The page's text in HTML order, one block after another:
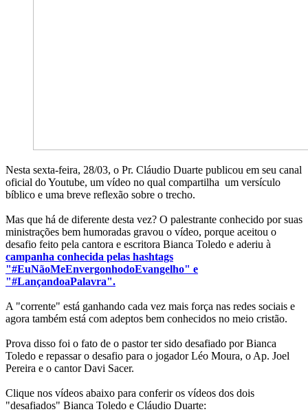
Nesta sexta-feira, 28/03, o Pr. Cláudio Duarte publicou em seu canal
oficial do Youtube, um vídeo no qual compartilha um versículo
bíblico e uma breve reflexão sobre o trecho.
Mas que há de diferente desta vez? O palestrante conhecido por suas
ministrações bem humoradas gravou o vídeo, porque aceitou o
desafio feito pela cantora e escritora Bianca Toledo e aderiu à
campanha conhecida pelas hashtags
"#EuNãoMeEnvergonhodoEvangelho" e
"#LançandoaPalavra".
A "corrente" está ganhando cada vez mais força nas redes sociais e
agora também está com adeptos bem conhecidos no meio cristão.
Prova disso foi o fato de o pastor ter sido desafiado por Bianca
Toledo e repassar o desafio para o jogador Léo Moura, o Ap. Joel
Pereira e o cantor Davi Sacer.
Clique nos vídeos abaixo para conferir os vídeos dos dois
"desafiados" Bianca Toledo e Cláudio Duarte: